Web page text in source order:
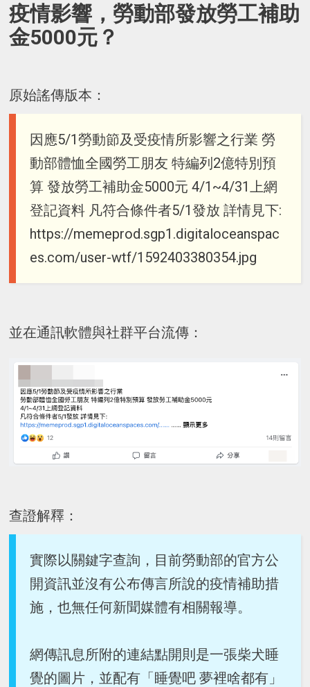
疫情影響，勞動部發放勞工補助
金5000元？
原始謠傳版本：
因應5/1勞動節及受疫情所影響之行業 勞
動部體恤全國勞工朋友 特編列2億特別預
算 發放勞工補助金5000元 4/1~4/31上網
登記資料 凡符合條件者5/1發放 詳情見下:
https://memeprod.sgp1.digitaloceanspac
es.com/user-wtf/1592403380354.jpg
並在通訊軟體與社群平台流傳：
查證解釋：
實際以關鍵字查詢，目前勞動部的官方公
開資訊並沒有公布傳言所說的疫情補助措
施，也無任何新聞媒體有相關報導。
網傳訊息所附的連結點開則是一張柴犬睡
覺的圖片，並配有「睡覺吧 夢裡啥都有」